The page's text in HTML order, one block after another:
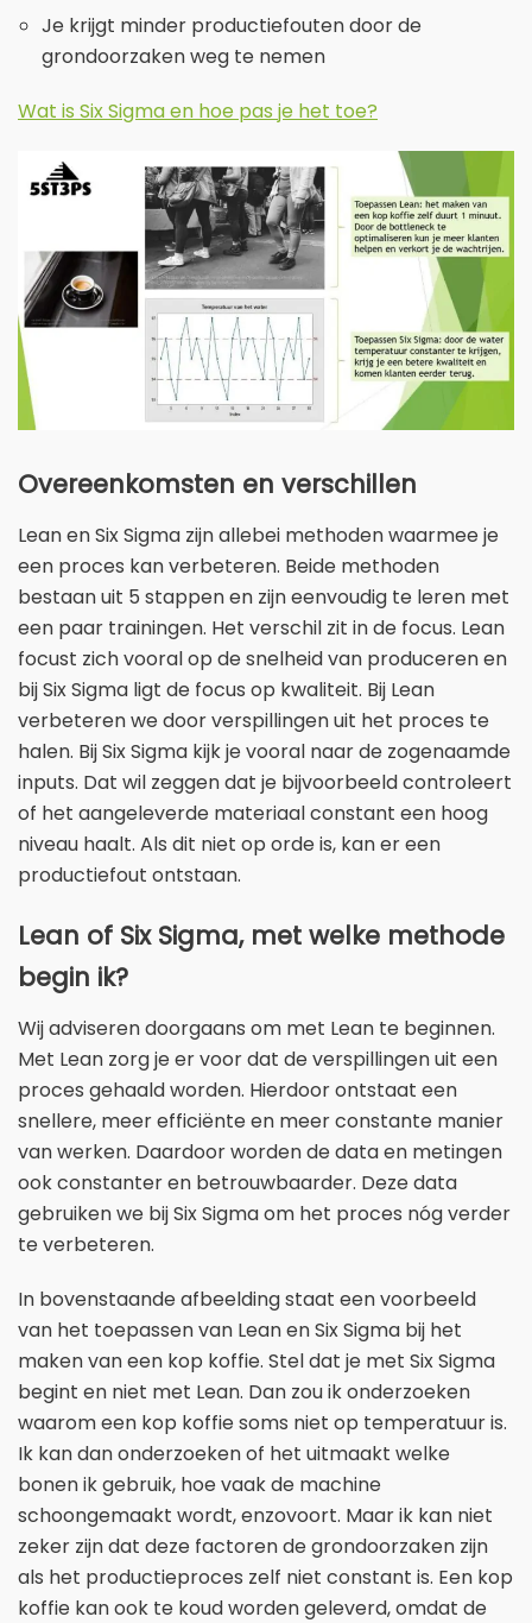
Je krijgt minder productiefouten door de
grondoorzaken weg te nemen
Wat is Six Sigma en hoe pas je het toe?
Overeenkomsten en verschillen
Lean en Six Sigma zijn allebei methoden waarmee je
een proces kan verbeteren. Beide methoden
bestaan uit 5 stappen en zijn eenvoudig te leren met
een paar trainingen. Het verschil zit in de focus. Lean
focust zich vooral op de snelheid van produceren en
bij Six Sigma ligt de focus op kwaliteit. Bij Lean
verbeteren we door verspillingen uit het proces te
halen. Bij Six Sigma kijk je vooral naar de zogenaamde
inputs. Dat wil zeggen dat je bijvoorbeeld controleert
of het aangeleverde materiaal constant een hoog
niveau haalt. Als dit niet op orde is, kan er een
productiefout ontstaan.
Lean of Six Sigma, met welke methode
begin ik?
Wij adviseren doorgaans om met Lean te beginnen.
Met Lean zorg je er voor dat de verspillingen uit een
proces gehaald worden. Hierdoor ontstaat een
snellere, meer efficiënte en meer constante manier
van werken. Daardoor worden de data en metingen
ook constanter en betrouwbaarder. Deze data
gebruiken we bij Six Sigma om het proces nóg verder
te verbeteren.
In bovenstaande afbeelding staat een voorbeeld
van het toepassen van Lean en Six Sigma bij het
maken van een kop koffie. Stel dat je met Six Sigma
begint en niet met Lean. Dan zou ik onderzoeken
waarom een kop koffie soms niet op temperatuur is.
Ik kan dan onderzoeken of het uitmaakt welke
bonen ik gebruik, hoe vaak de machine
schoongemaakt wordt, enzovoort. Maar ik kan niet
zeker zijn dat deze factoren de grondoorzaken zijn
als het productieproces zelf niet constant is. Een kop
koffie kan ook te koud worden geleverd, omdat de